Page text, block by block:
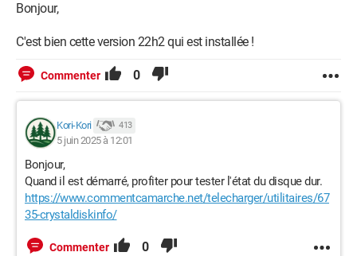
Bonjour,
C'est bien cette version 22h2 qui est installée !
Commenter 0
Kori-Kori 413
5 juin 2025 à 12:01
Bonjour,
Quand il est démarré, profiter pour tester l'état du disque dur.
https://www.commentcamarche.net/telecharger/utilitaires/67
35-crystaldiskinfo/
Commenter 0